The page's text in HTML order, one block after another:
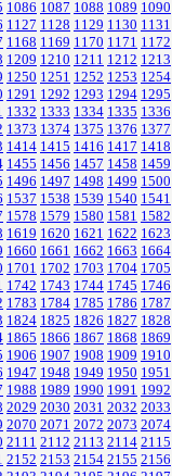
1086 1087 1088 1089 1090
1127 1128 1129 1130 1131
1168 1169 1170 1171 1172
1209 1210 1211 1212 1213
1250 1251 1252 1253 1254
1291 1292 1293 1294 1295
1332 1333 1334 1335 1336
1373 1374 1375 1376 1377
1414 1415 1416 1417 1418
1455 1456 1457 1458 1459
1496 1497 1498 1499 1500
1537 1538 1539 1540 1541
1578 1579 1580 1581 1582
1619 1620 1621 1622 1623
1660 1661 1662 1663 1664
1701 1702 1703 1704 1705
1742 1743 1744 1745 1746
1783 1784 1785 1786 1787
1824 1825 1826 1827 1828
1865 1866 1867 1868 1869
1906 1907 1908 1909 1910
1947 1948 1949 1950 1951
1988 1989 1990 1991 1992
2029 2030 2031 2032 2033
2070 2071 2072 2073 2074
2111 2112 2113 2114 2115
2152 2153 2154 2155 2156